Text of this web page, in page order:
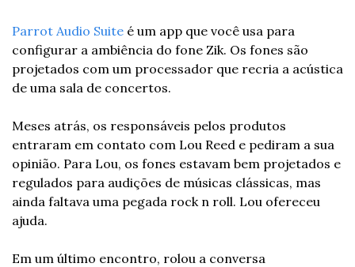
Parrot Audio Suite é um app que você usa para
configurar a ambiência do fone Zik. Os fones são
projetados com um processador que recria a acústica
de uma sala de concertos.
Meses atrás, os responsáveis pelos produtos
entraram em contato com Lou Reed e pediram a sua
opinião. Para Lou, os fones estavam bem projetados e
regulados para audições de músicas clássicas, mas
ainda faltava uma pegada rock n roll. Lou ofereceu
ajuda.
Em um último encontro, rolou a conversa